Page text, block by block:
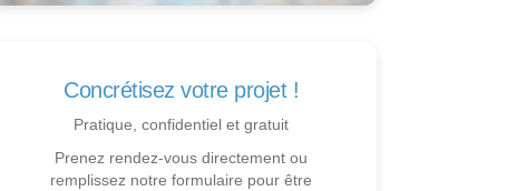
Concrétisez votre projet !
Pratique, confidentiel et gratuit
Prenez rendez-vous directement ou
remplissez notre formulaire pour être